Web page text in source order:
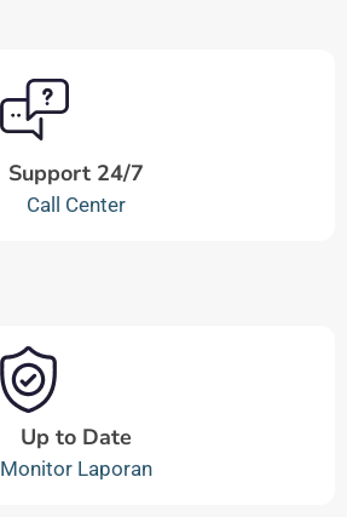
Support 24/7
Call Center
Up to Date
Monitor Laporan